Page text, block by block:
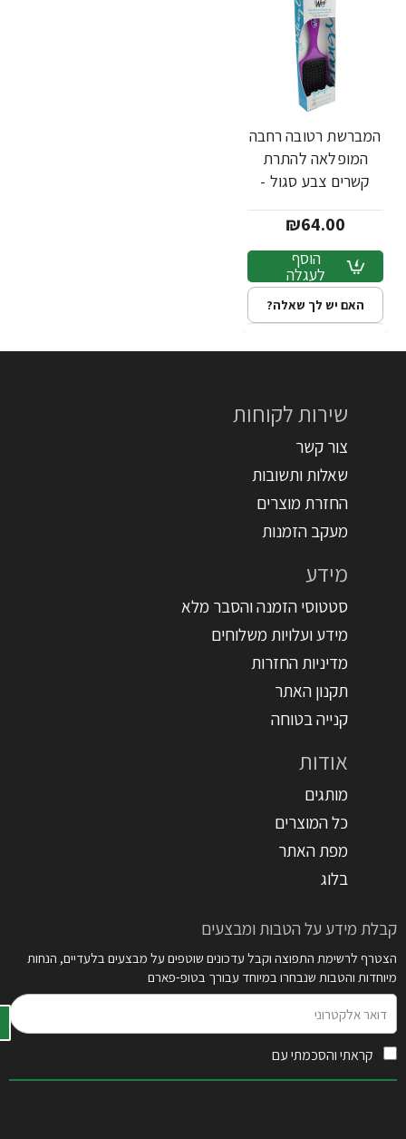
המברשת רטובה רחבה
המופלאה להתרת
קשרים צבע סגול -
₪64.00
הוסף
לעגלה
האם יש לך שאלה?
שירות לקוחות
צור קשר
שאלות ותשובות
החזרת מוצרים
מעקב הזמנות
מידע
סטטוסי הזמנה והסבר מלא
מידע ועלויות משלוחים
מדיניות החזרות
תקנון האתר
קנייה בטוחה
אודות
מותגים
כל המוצרים
מפת האתר
בלוג
קבלת מידע על הטבות ומבצעים
הצטרף לרשימת התפוצה וקבל עדכונים שוטפים על מבצעים בלעדיים, הנחות
מיוחדות והטבות שנבחרו במיוחד עבורך בטופ-פארם
אלקטרוני
קראתי והסכמתי עם